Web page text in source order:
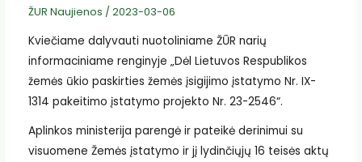
ŽUR Naujienos / 2023-03-06
Kviečiame dalyvauti nuotoliniame ŽŪR narių
informaciniame renginyje „Dėl Lietuvos Respublikos
žemės ūkio paskirties žemės įsigijimo įstatymo Nr. IX-
1314 pakeitimo įstatymo projekto Nr. 23-2546“.
Aplinkos ministerija parengė ir pateikė derinimui su
visuomene Žemės įstatymo ir jį lydinčiųjų 16 teisės aktų